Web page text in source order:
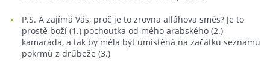
P.S. A zajímá Vás, proč je to zrovna alláhova směs? Je to
prostě boží (1.) pochoutka od mého arabského (2.)
kamaráda, a tak by měla být umístěná na začátku seznamu
pokrmů z drůbeže (3.)